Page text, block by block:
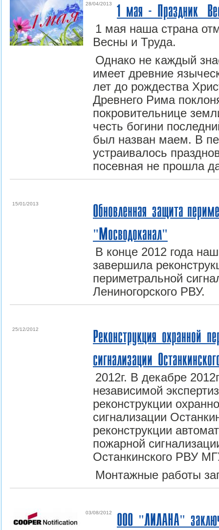
28/04/2013 1 мая - Праздник
1 мая наша страна
Весны и Труда.
Однако не каждый
имеет древние
лет до рождества
Древнего Рима
покровительнице
честь богини
был назван маем. В
устраивалось
посевная не прошла
15/01/2013
Обновленная защита
"Мосводоканал"
В конце 2012 года
завершила
периметральной
Лениногорского РВУ.
25/12/2012
Реконструкция охранной
сигнализации
2012г. В декабре
независимой
реконструкции
сигнализации
реконструкции
пожарной
Останкинского РВУ
Монтажные работы
03/08/2012 ООО "ЛИЛАНА"